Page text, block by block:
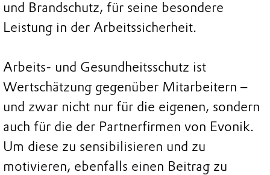
und Brandschutz, für seine besondere
Leistung in der Arbeitssicherheit.
Arbeits- und Gesundheitsschutz ist
Wertschätzung gegenüber Mitarbeitern –
und zwar nicht nur für die eigenen, sondern
auch für die der Partnerfirmen von Evonik.
Um diese zu sensibilisieren und zu
motivieren, ebenfalls einen Beitrag zu